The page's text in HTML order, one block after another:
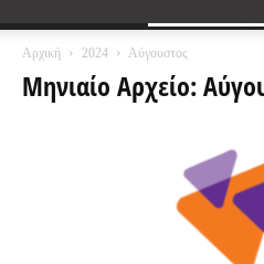
Αρχική 2024 Αύγουστος
Μηνιαίο Αρχείο: